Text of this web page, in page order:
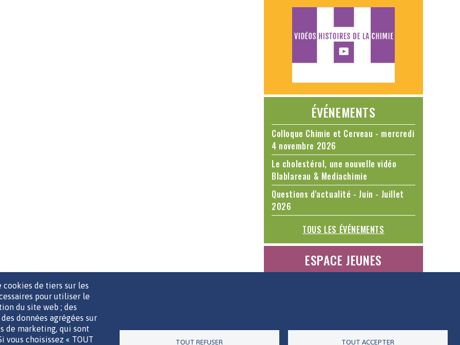
ÉVÉNEMENTS
Colloque Chimie et Cerveau - mercredi
4 novembre 2026
Le cholestérol, une nouvelle vidéo
Blablareau & Mediachimie
Questions d'actualité - Juin - Juillet
2026
TOUS LES ÉVÉNEMENTS
ESPACE JEUNES
DE COMMUNICATION
cookies de tiers sur les
pour utiliser le
du site web ; des
données agrégées sur
de marketing, qui sont
vous choisissez « TOUT
TOUT REFUSER TOUT ACCEPTER